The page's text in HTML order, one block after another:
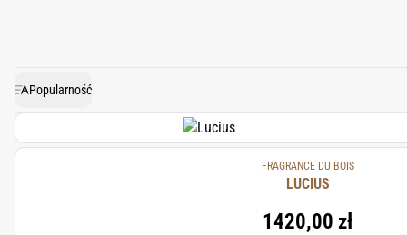
Popularność
FRAGRANCE DU BOIS
LUCIUS
1420,00 zł